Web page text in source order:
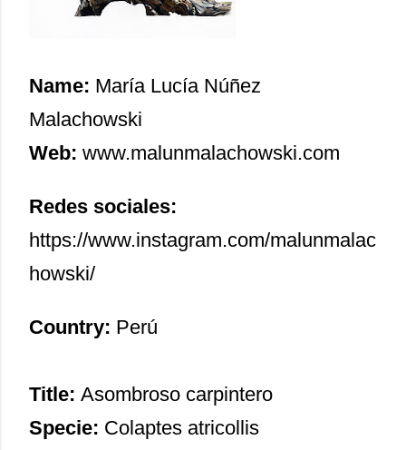
Name: María Lucía Núñez
Malachowski
Web: www.malunmalachowski.com
Redes sociales:
https://www.instagram.com/malunmalac
howski/
Country: Perú
Title: Asombroso carpintero
Specie: Colaptes atricollis